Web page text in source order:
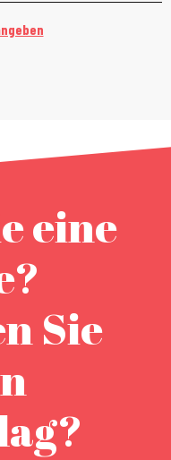
eine
Sie